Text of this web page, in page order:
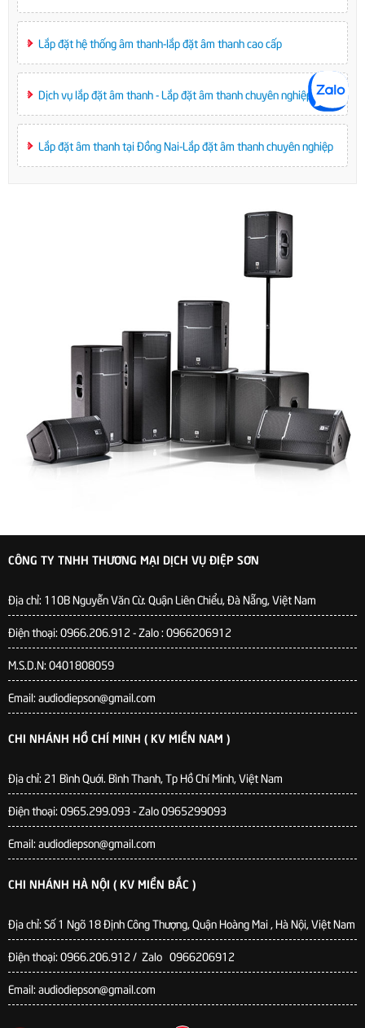
Lắp đặt hệ thống âm thanh-lắp đặt âm thanh cao cấp
Dịch vụ lắp đặt âm thanh - Lắp đặt âm thanh chuyên nghiệp
Lắp đặt âm thanh tại Đồng Nai-Lắp đặt âm thanh chuyên nghiệp
CÔNG TY TNHH THƯƠNG MẠI DỊCH VỤ ĐIỆP SƠN
Địa chỉ: 110B Nguyễn Văn Cừ. Quận Liên Chiểu, Đà Nẵng, Việt Nam
Điện thoại: 0966.206.912 - Zalo : 0966206912
M.S.D.N: 0401808059
Email: audiodiepson@gmail.com
CHI NHÁNH HỒ CHÍ MINH ( KV MIỀN NAM )
Địa chỉ: 21 Bình Quới. Bình Thanh, Tp Hồ Chí Minh, Việt Nam
Điện thoại: 0965.299.093 - Zalo 0965299093
Email: audiodiepson@gmail.com
CHI NHÁNH HÀ NỘI ( KV MIỀN BẮC )
Địa chỉ: Số 1 Ngõ 18 Định Công Thượng, Quận Hoàng Mai , Hà Nội, Việt Nam
Điện thoại: 0966.206.912 / Zalo 0966206912
Email: audiodiepson@gmail.com